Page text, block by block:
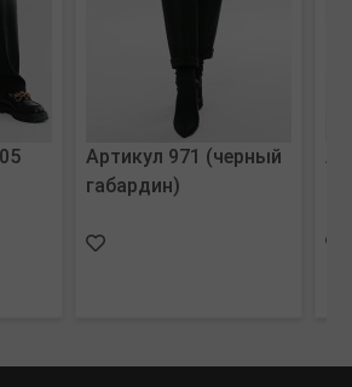
Артикул 971 (черный
габардин)